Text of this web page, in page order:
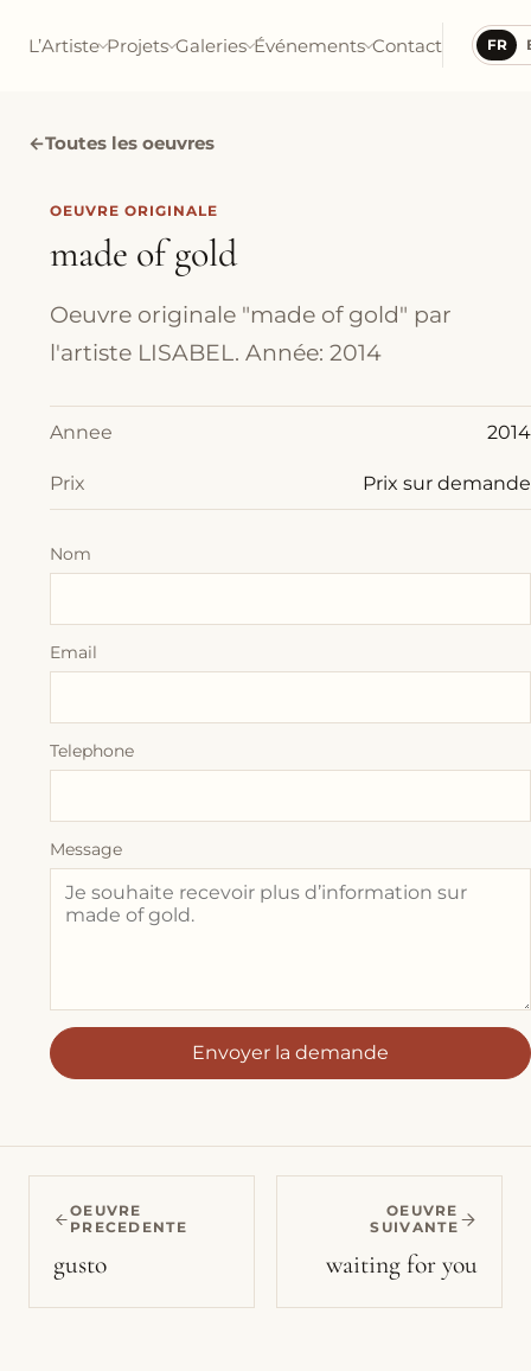
L’Artiste Projets Galeries Événements Contact FR
←Toutes les oeuvres
OEUVRE ORIGINALE
made of gold
Oeuvre originale "made of gold" par
l'artiste LISABEL. Année: 2014
Annee 2014
Prix Prix sur demande
Nom
Email
Telephone
Message
Envoyer la demande
OEUVRE
PRECEDENTE
gusto
OEUVRE
SUIVANTE
waiting for you